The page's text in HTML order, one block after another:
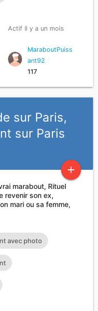
Actif Il y a un mois
MaraboutPuiss
ant92
117
sur Paris,
sur Paris
add
marabout, Rituel
revenir son ex,
mari ou sa femme,
avec photo